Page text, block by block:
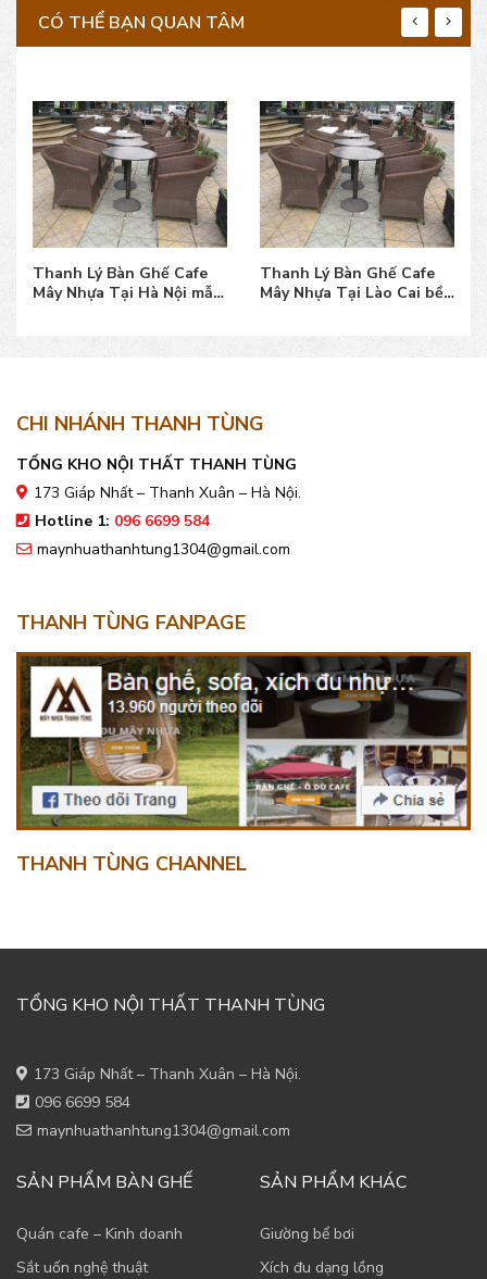
CÓ THỂ BẠN QUAN TÂM
Thanh Lý Bàn Ghế Cafe
Mây Nhựa Tại Hà Nội mẫu
Thanh Lý Bàn Ghế Cafe
Mây Nhựa Tại Lào Cai bền
CHI NHÁNH THANH TÙNG
TỔNG KHO NỘI THẤT THANH TÙNG
173 Giáp Nhất – Thanh Xuân – Hà Nội.
Hotline 1: 096 6699 584
maynhuathanhtung1304@gmail.com
THANH TÙNG FANPAGE
THANH TÙNG CHANNEL
TỔNG KHO NỘI THẤT THANH TÙNG
173 Giáp Nhất – Thanh Xuân – Hà Nội.
096 6699 584
maynhuathanhtung1304@gmail.com
SẢN PHẨM BÀN GHẾ
Quán cafe – Kinh doanh
Sắt uốn nghệ thuật
SẢN PHẨM KHÁC
Giường bể bơi
Xích đu dạng lồng